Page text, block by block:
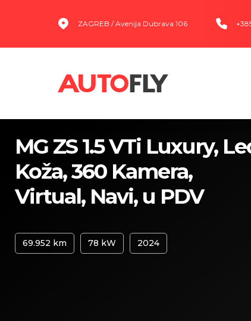
ZAGREB / Avenija Dubrava 106
MG ZS 1.5 VTi Luxury,
Koža, 360 Kamera,
Virtual, Navi, u PDV
69.952 km 78 kW 2024